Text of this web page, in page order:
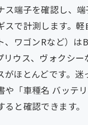
ス端子を確認し、
スで計測します。
、ワゴンRなど）は
リウス、ヴォクシ
がほとんどです。迷
や「車種名 バッテ
ると確認できます。